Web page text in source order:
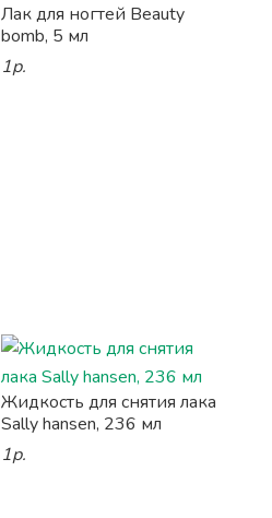
Лак для ногтей Beauty
bomb, 5 мл
1р.
Жидкость для снятия лака
Sally hansen, 236 мл
1р.